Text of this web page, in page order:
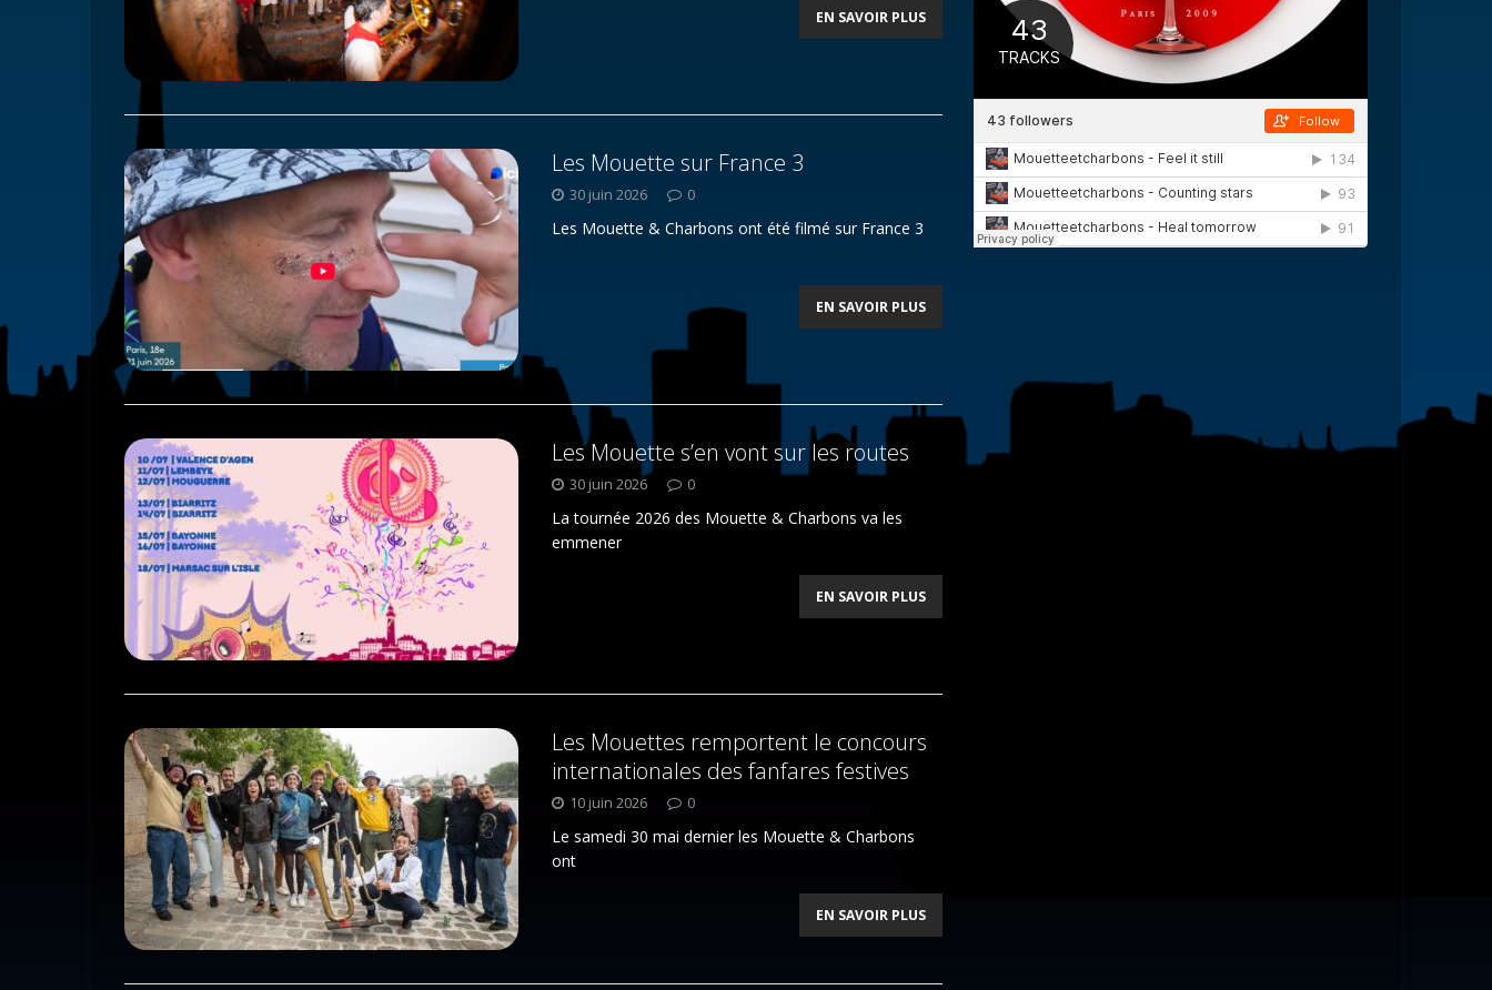
EN SAVOIR PLUS
Les Mouette sur France 3
30 juin 2026 0
Les Mouette & Charbons ont été filmé sur France 3
EN SAVOIR PLUS
Les Mouette s’en vont sur les routes
30 juin 2026 0
La tournée 2026 des Mouette & Charbons va les
emmener
EN SAVOIR PLUS
Les Mouettes remportent le concours
internationales des fanfares festives
10 juin 2026 0
Le samedi 30 mai dernier les Mouette & Charbons
ont
EN SAVOIR PLUS